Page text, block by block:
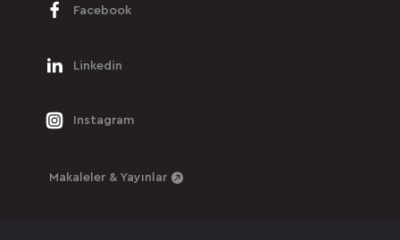
Facebook
Linkedin
Instagram
Makaleler & Yayınlar